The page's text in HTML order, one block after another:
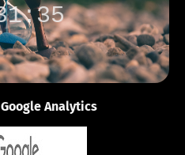
Analytics